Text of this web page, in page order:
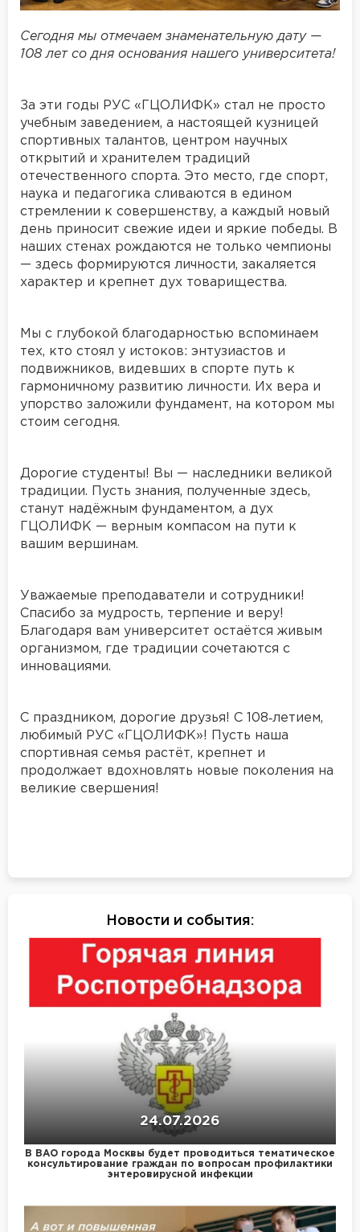
Сегодня мы отмечаем знаменательную дату —
108 лет со дня основания нашего университета!
За эти годы РУС «ГЦОЛИФК» стал не просто
учебным заведением, а настоящей кузницей
спортивных талантов, центром научных
открытий и хранителем традиций
отечественного спорта. Это место, где спорт,
наука и педагогика сливаются в едином
стремлении к совершенству, а каждый новый
день приносит свежие идеи и яркие победы. В
наших стенах рождаются не только чемпионы
— здесь формируются личности, закаляется
характер и крепнет дух товарищества.
Мы с глубокой благодарностью вспоминаем
тех, кто стоял у истоков: энтузиастов и
подвижников, видевших в спорте путь к
гармоничному развитию личности. Их вера и
упорство заложили фундамент, на котором мы
стоим сегодня.
Дорогие студенты! Вы — наследники великой
традиции. Пусть знания, полученные здесь,
станут надёжным фундаментом, а дух
ГЦОЛИФК — верным компасом на пути к
вашим вершинам.
Уважаемые преподаватели и сотрудники!
Спасибо за мудрость, терпение и веру!
Благодаря вам университет остаётся живым
организмом, где традиции сочетаются с
инновациями.
С праздником, дорогие друзья! С 108‑летием,
любимый РУС «ГЦОЛИФК»! Пусть наша
спортивная семья растёт, крепнет и
продолжает вдохновлять новые поколения на
великие свершения!
Новости и события:
24.07.2026
В ВАО города Москвы будет проводиться тематическое
консультирование граждан по вопросам профилактики
энтеровирусной инфекции